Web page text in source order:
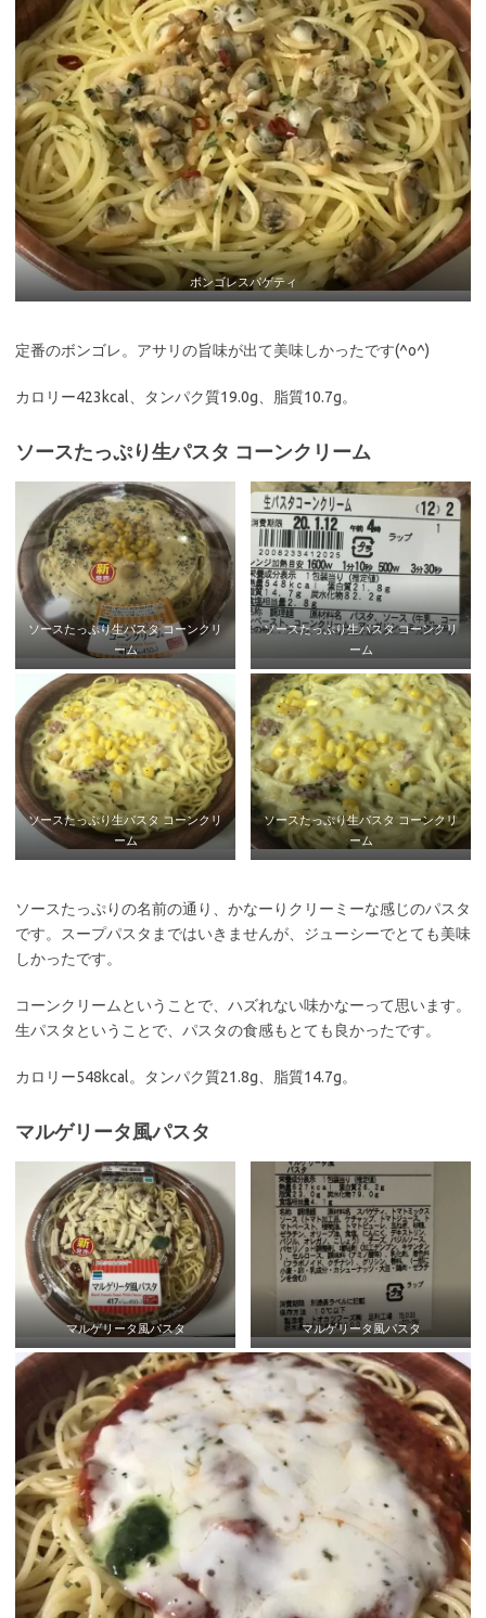
ボンゴレスパゲティ
定番のボンゴレ。アサリの旨味が出て美味しかったです(^o^)
カロリー423kcal、タンパク質19.0g、脂質10.7g。
ソースたっぷり生パスタ コーンクリーム
ソースたっぷり生パスタ コーンクリ
ーム
ソースたっぷり生パスタ コーンクリ
ーム
ソースたっぷり生パスタ コーンクリ
ーム
ソースたっぷり生パスタ コーンクリ
ーム
ソースたっぷりの名前の通り、かなーりクリーミーな感じのパスタ
です。スープパスタまではいきませんが、ジューシーでとても美味
しかったです。
コーンクリームということで、ハズれない味かなーって思います。
生パスタということで、パスタの食感もとても良かったです。
カロリー548kcal。タンパク質21.8g、脂質14.7g。
マルゲリータ風パスタ
マルゲリータ風パスタ マルゲリータ風パスタ